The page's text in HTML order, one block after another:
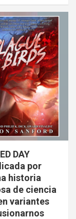
DAY
por
historia
de ciencia
variantes